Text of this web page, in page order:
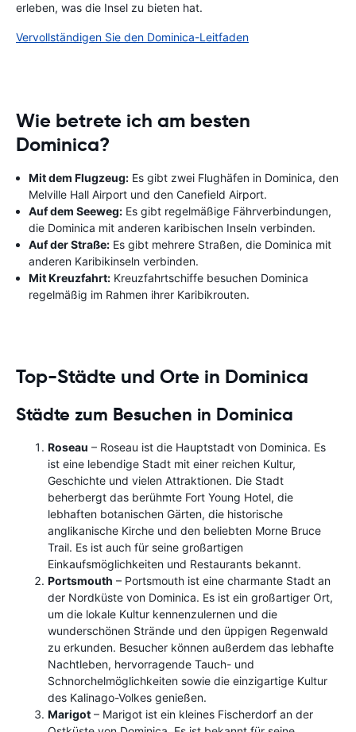
erleben, was die Insel zu bieten hat.
Vervollständigen Sie den Dominica-Leitfaden
Wie betrete ich am besten
Dominica?
Mit dem Flugzeug: Es gibt zwei Flughäfen in Dominica, den
Melville Hall Airport und den Canefield Airport.
Auf dem Seeweg: Es gibt regelmäßige Fährverbindungen,
die Dominica mit anderen karibischen Inseln verbinden.
Auf der Straße: Es gibt mehrere Straßen, die Dominica mit
anderen Karibikinseln verbinden.
Mit Kreuzfahrt: Kreuzfahrtschiffe besuchen Dominica
regelmäßig im Rahmen ihrer Karibikrouten.
Top-Städte und Orte in Dominica
Städte zum Besuchen in Dominica
Roseau – Roseau ist die Hauptstadt von Dominica. Es
ist eine lebendige Stadt mit einer reichen Kultur,
Geschichte und vielen Attraktionen. Die Stadt
beherbergt das berühmte Fort Young Hotel, die
lebhaften botanischen Gärten, die historische
anglikanische Kirche und den beliebten Morne Bruce
Trail. Es ist auch für seine großartigen
Einkaufsmöglichkeiten und Restaurants bekannt.
Portsmouth – Portsmouth ist eine charmante Stadt an
der Nordküste von Dominica. Es ist ein großartiger Ort,
um die lokale Kultur kennenzulernen und die
wunderschönen Strände und den üppigen Regenwald
zu erkunden. Besucher können außerdem das lebhafte
Nachtleben, hervorragende Tauch- und
Schnorchelmöglichkeiten sowie die einzigartige Kultur
des Kalinago-Volkes genießen.
Marigot – Marigot ist ein kleines Fischerdorf an der